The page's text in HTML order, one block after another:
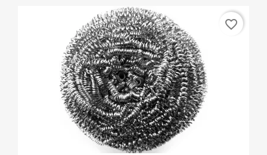
favorite_border